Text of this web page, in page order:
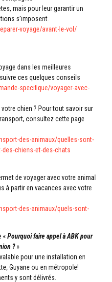
mais pour leur garantir un
s’imposent.
voyage/avant-le-vol/
dans les meilleures
ces quelques conseils
specifique/voyager-avec-
chien ? Pour tout savoir sur
consultez cette page
des-animaux/quelles-sont-
des-chiens-et-des-chats
de voyager avec votre animal
à partir en vacances avec votre
des-animaux/quels-sont-
« Pourquoi faire appel à ABK pour
?»
pour une installation en
Guyane ou en métropole!
y sont délivrés.